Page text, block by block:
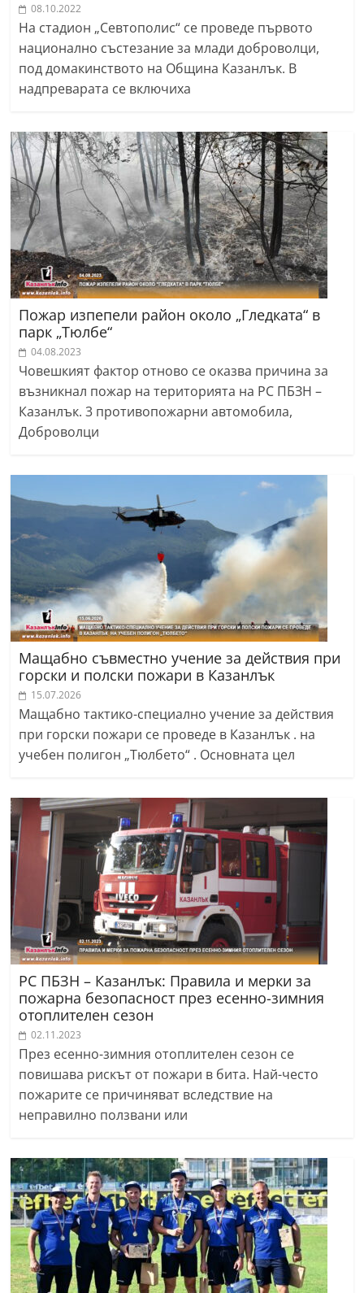
08.10.2022
На стадион „Севтополис“ се проведе първото
национално състезание за млади доброволци,
под домакинството на Община Казанлък. В
надпреварата се включиха
Пожар изпепели район около „Гледката“ в
парк „Тюлбе“
04.08.2023
Човешкият фактор отново се оказва причина за
възникнал пожар на територията на РС ПБЗН –
Казанлък. 3 противопожарни автомобила,
Доброволци
Мащабно съвместно учение за действия при
горски и полски пожари в Казанлък
15.07.2026
Мащабно тактико-специално учение за действия
при горски пожари се проведе в Казанлък . на
учебен полигон „Тюлбето“ . Основната цел
РС ПБЗН – Казанлък: Правила и мерки за
пожарна безопасност през есенно-зимния
отоплителен сезон
02.11.2023
През есенно-зимния отоплителен сезон се
повишава рискът от пожари в бита. Най-често
пожарите се причиняват вследствие на
неправилно ползвани или